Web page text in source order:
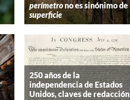
perímetrono es sinónimo de
superficie
250 años de la
independencia de Estados
Unidos, claves de redacción